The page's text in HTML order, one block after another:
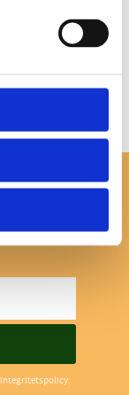
integritetspolicy.